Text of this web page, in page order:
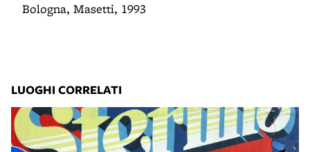
Bologna, Masetti, 1993
LUOGHI CORRELATI